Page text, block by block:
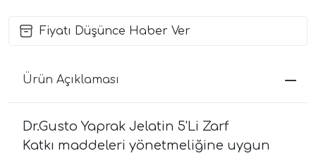
Fiyatı Düşünce Haber Ver
Ürün Açıklaması
Dr.Gusto Yaprak Jelatin 5'Li Zarf
Katkı maddeleri yönetmeliğine uygun